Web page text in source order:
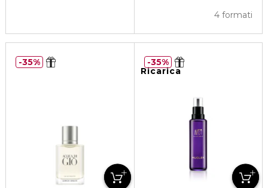
4 formati
35%
Ricarica
35%